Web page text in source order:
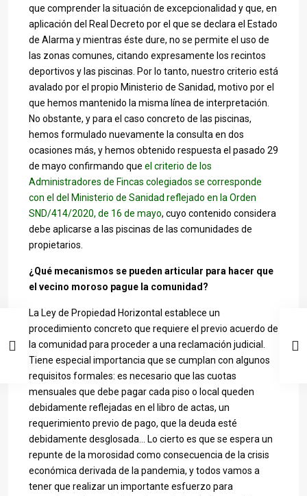
que comprender la situación de excepcionalidad y que, en
aplicación del Real Decreto por el que se declara el Estado
de Alarma y mientras éste dure, no se permite el uso de
las zonas comunes, citando expresamente los recintos
deportivos y las piscinas. Por lo tanto, nuestro criterio está
avalado por el propio Ministerio de Sanidad, motivo por el
que hemos mantenido la misma línea de interpretación.
No obstante, y para el caso concreto de las piscinas,
hemos formulado nuevamente la consulta en dos
ocasiones más, y hemos obtenido respuesta el pasado 29
de mayo confirmando que el criterio de los
Administradores de Fincas colegiados se corresponde
con el del Ministerio de Sanidad reflejado en la Orden
SND/414/2020, de 16 de mayo, cuyo contenido considera
debe aplicarse a las piscinas de las comunidades de
propietarios.
¿Qué mecanismos se pueden articular para hacer que
el vecino moroso pague la comunidad?
La Ley de Propiedad Horizontal establece un
procedimiento concreto que requiere el previo acuerdo de
la comunidad para proceder a una reclamación judicial.
Tiene especial importancia que se cumplan con algunos
requisitos formales: es necesario que las cuotas
mensuales que debe pagar cada piso o local queden
debidamente reflejadas en el libro de actas, un
requerimiento previo de pago, que la deuda esté
debidamente desglosada… Lo cierto es que se espera un
repunte de la morosidad como consecuencia de la crisis
económica derivada de la pandemia, y todos vamos a
tener que realizar un importante esfuerzo para